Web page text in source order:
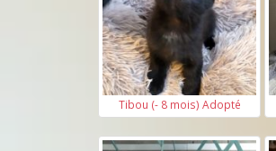
Tibou (- 8 mois) Adopté